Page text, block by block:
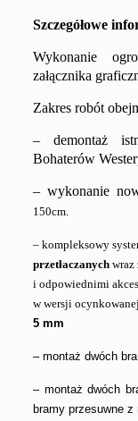
Szczegółowe
Wykonanie
załącznika
Zakres robót
–demontaż
Bohaterów
– wykonanie
150cm.
–kompleksowy
przetłaczanychwraz
i odpowiednimi
w wersji
5 mm
– montaż dwóch
– montaż dwóch
bramy przesuwne z